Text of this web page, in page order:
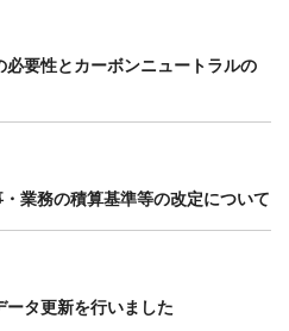
要性とカーボンニュートラルの
業務の積算基準等の改定について
ータ更新を行いました